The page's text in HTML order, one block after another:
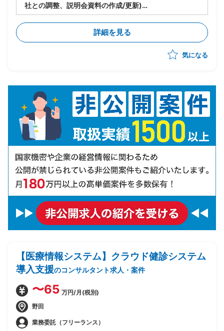
社との調整、説明会資料の作成/更新)
・DR(災害復旧)環境構築のPJ推進(構築自体は外部ベン
ダーが担当、推進役として参画)
詳細を見る
気になる
【医療情報システム】クラウド健診システム
導入支援のコンサルタント求人・案件
〜65 万円/月(税別)
野田
業務委託（フリーランス）